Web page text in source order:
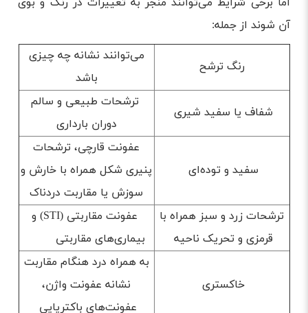
آن شوند از جمله:
رنگ ترشح
می‌توانند نشانه چه چیزی
باشد
شفاف یا سفید شیری
ترشحات طبیعی و سالم
دوران بارداری
سفید و توده‌ای
عفونت قارچی، ترشحات
پنیری شکل همراه با خارش و
سوزش یا مقاربت دردناک
ترشحات زرد و سبز همراه با
قرمزی و تحریک ناحیه
عفونت مقاربتی (STI) و
بیماری‌های مقاربتی
خاکستری
به همراه درد هنگام مقاربت
نشانه عفونت واژن،
عفونت‌های باکتریایی